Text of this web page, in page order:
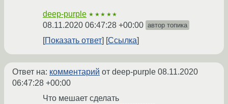
deep-purple ★★★★★
08.11.2020 06:47:28 +00:00 автор топика
Показать ответ Ссылка
Ответ на: комментарий от deep-purple 08.11.2020
06:47:28 +00:00
Что мешает сделать